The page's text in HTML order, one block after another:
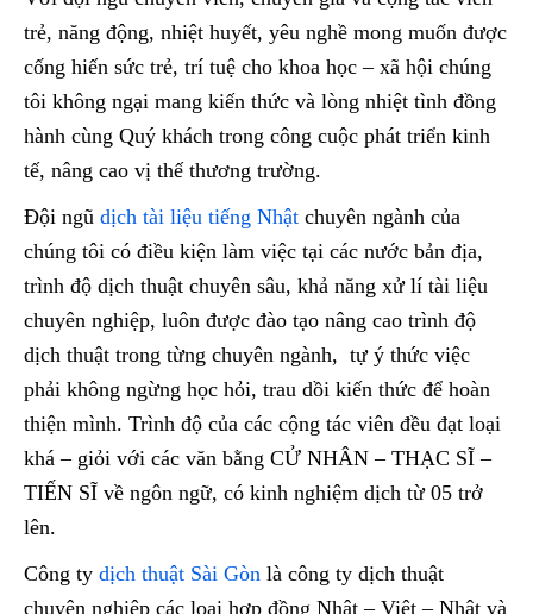
trẻ, năng động, nhiệt huyết, yêu nghề mong muốn được
cống hiến sức trẻ, trí tuệ cho khoa học – xã hội chúng
tôi không ngại mang kiến thức và lòng nhiệt tình đồng
hành cùng Quý khách trong công cuộc phát triển kinh
tế, nâng cao vị thế thương trường.
Đội ngũ dịch tài liệu tiếng Nhật chuyên ngành của
chúng tôi có điều kiện làm việc tại các nước bản địa,
trình độ dịch thuật chuyên sâu, khả năng xử lí tài liệu
chuyên nghiệp, luôn được đào tạo nâng cao trình độ
dịch thuật trong từng chuyên ngành, tự ý thức việc
phải không ngừng học hỏi, trau dồi kiến thức để hoàn
thiện mình. Trình độ của các cộng tác viên đều đạt loại
khá – giỏi với các văn bằng CỬ NHÂN – THẠC SĨ –
TIẾN SĨ về ngôn ngữ, có kinh nghiệm dịch từ 05 trở
lên.
Công ty dịch thuật Sài Gòn là công ty dịch thuật
chuyên nghiệp các loại hợp đồng Nhật – Việt – Nhật và